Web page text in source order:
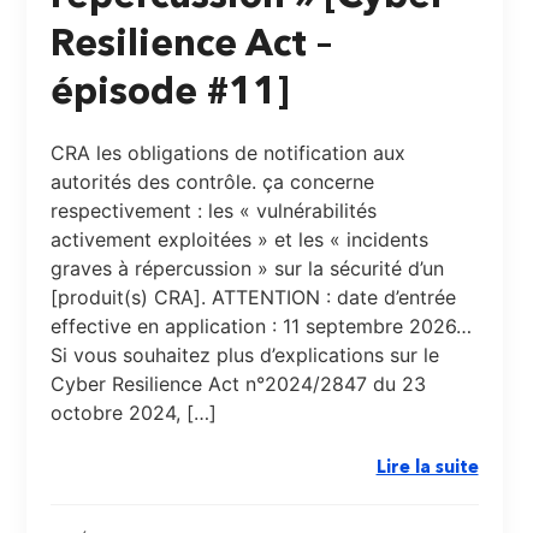
Resilience Act –
épisode #11]
CRA les obligations de notification aux
autorités des contrôle. ça concerne
respectivement : les « vulnérabilités
activement exploitées » et les « incidents
graves à répercussion » sur la sécurité d’un
[produit(s) CRA]. ATTENTION : date d’entrée
effective en application : 11 septembre 2026…
Si vous souhaitez plus d’explications sur le
Cyber Resilience Act n°2024/2847 du 23
octobre 2024, […]
Lire la suite